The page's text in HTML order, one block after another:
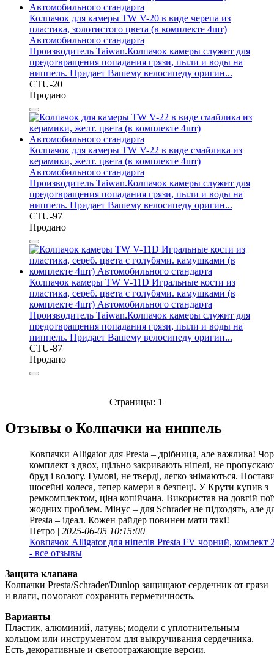
Колпачок для камеры TW V-20 в виде черепа из
пластика, золотистого цвета (в комплекте 4шт)
Автомобильного стандарта
Производитель Taiwan.Колпачок камеры служит для
предотвращения попадания грязи, пыли и воды на
ниппель. Придает Вашему велосипеду оригин...
CTU-20
Продано
Колпачок для камеры TW V-22 в виде смайлика из
керамики, желт. цвета (в комплекте 4шт)
Автомобильного стандарта
Производитель Taiwan.Колпачок камеры служит для
предотвращения попадания грязи, пыли и воды на
ниппель. Придает Вашему велосипеду оригин...
CTU-97
Продано
Колпачок камеры TW V-11D Игральные кости из
пластика, сереб. цвета с голубями. камушками (в
комплекте 4шт) Автомобильного стандарта
Производитель Taiwan.Колпачок камеры служит для
предотвращения попадания грязи, пыли и воды на
ниппель. Придает Вашему велосипеду оригин...
CTU-87
Продано
Страницы: 1
Отзывы о Колпачки на ниппель
Ковпачки Alligator для Presta – дрібниця, але важлива!
комплект з двох, щільно закривають ніпелі, не
бруд і вологу. Гумові, не тверді, легко знімаються.
шосейні колеса, тепер камери в безпеці. У Крути купив з
ремкомплектом, ціна копійчана. Використав на довгій
жодних проблем. Мінус – для Schrader не підходять, але
Presta – ідеал. Кожен райдер повинен мати такі!
Петро | 2025-06-05 10:15:00
Ковпачок Alligator для ніпелів Presta FV чорний, комлект
- все отзывы
Защита клапана
Колпачки Presta/Schrader/Dunlop защищают сердечник от грязи
и влаги, помогают сохранить герметичность.
Варианты
Пластик, алюминий, латунь; модели с уплотнительным
кольцом или инструментом для выкручивания сердечника.
Есть декоративные и светоотражающие версии.